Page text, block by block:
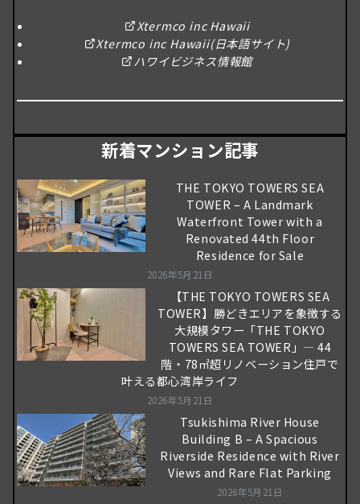
Xtermco inc Hawaii
Xtermco inc Hawaii(日本語サイト)
ハワイビジネス情報館
新着マンション記事
THE TOKYO TOWERS SEA
TOWER – A Landmark
Waterfront Tower with a
Renovated 44th Floor
Residence for Sale
2026年5月21日
【THE TOKYO TOWERS SEA
TOWER】勝どきエリアを象徴する
大規模タワー「THE TOKYO
TOWERS SEA TOWER」― 44
階・78㎡超リノベーション住戸で
叶える都心湾岸ライフ
2026年5月21日
Tsukishima River House
Building B – A Spacious
Riverside Residence with River
Views and Rare Flat Parking
2026年5月21日